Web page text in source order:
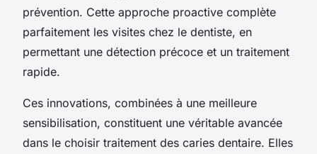
prévention. Cette approche proactive complète
parfaitement les visites chez le dentiste, en
permettant une détection précoce et un traitement
rapide.
Ces innovations, combinées à une meilleure
sensibilisation, constituent une véritable avancée
dans le choisir traitement des caries dentaire. Elles